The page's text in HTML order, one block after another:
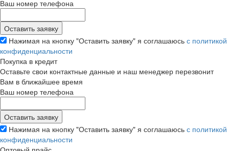
Ваш номер телефона
Нажимая на кнопку "Оставить заявку" я соглашаюсь с политикой
конфиденциальности
Покупка в кредит
Оставьте свои контактные данные и наш менеджер перезвонит
Вам в ближайшее время
Ваш номер телефона
Нажимая на кнопку "Оставить заявку" я соглашаюсь с политикой
конфиденциальности